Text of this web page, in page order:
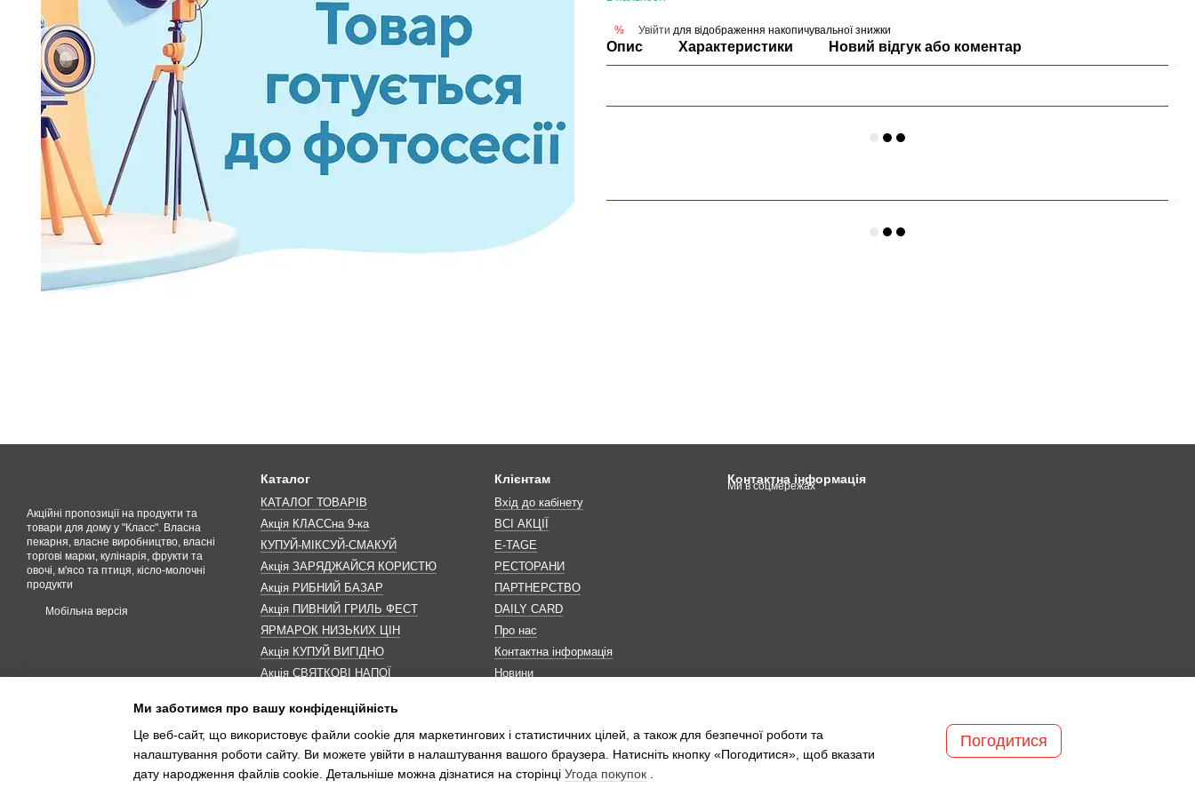
% Увійти для відображення накопичувальної знижки
Опис Характеристики Новий відгук або коментар
Акційні пропозиції на продукти та
товари для дому у "Класс". Власна
пекарня, власне виробництво, власні
торгові марки, кулінарія, фрукти та
овочі, м'ясо та птиця, кісло-молочні
продукти
Мобільна версія
Каталог
КАТАЛОГ ТОВАРІВ
Акція КЛАССна 9-ка
КУПУЙ-МІКСУЙ-СМАКУЙ
Акція ЗАРЯДЖАЙСЯ КОРИСТЮ
Акція РИБНИЙ БАЗАР
Акція ПИВНИЙ ГРИЛЬ ФЕСТ
ЯРМАРОК НИЗЬКИХ ЦІН
Акція КУПУЙ ВИГІДНО
Акція СВЯТКОВІ НАПОЇ
Акція ДО МАКОВЕЯ
ІНШІ АКЦІЇ
Клієнтам
Вхід до кабінету
ВСІ АКЦІЇ
E-TAGE
РЕСТОРАНИ
ПАРТНЕРСТВО
DAILY CARD
Про нас
Контактна інформація
Новини
Контактна інформація
Ми в соцмережах
Ми заботимся про вашу конфіденційність
Це веб-сайт, що використовує файли cookie для маркетингових і статистичних цілей, а також для безпечної роботи та
налаштування роботи сайту. Ви можете увійти в налаштування вашого браузера. Натисніть кнопку «Погодитися», щоб вказати
дату народження файлів cookie. Детальніше можна дізнатися на сторінці Угода покупок
Погодитися